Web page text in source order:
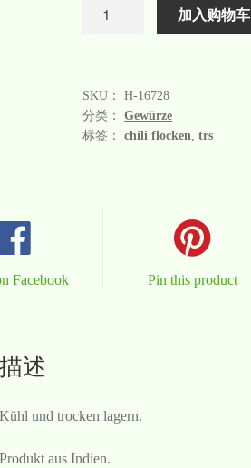
加入购物车
SKU：H-16728
分类：Gewürze
标签：chili flocken ,trs
Facebook Pin this product
描述
Kühl und trocken lagern.
Produkt aus Indien.